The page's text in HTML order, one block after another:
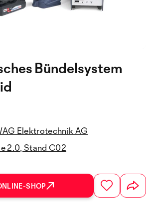
Bündelsystem
Elektrotechnik AG
2.0, Stand C02
SHOP